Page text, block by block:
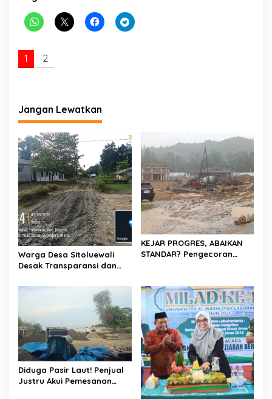
1 2
Jangan Lewatkan
Warga Desa Sitoluewali
Desak Transparansi dan
Jalan, Diduga Minim
KEJAR PROGRES, ABAIKAN
STANDAR? Pengecoran
Konsultan, Pengawas dan
PPK Bungkam
Diduga Pasir Laut! Penjual
Justru Akui Pemesanan